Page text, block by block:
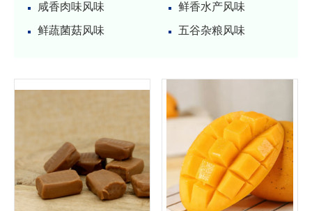
咸香肉味风味
鲜香水产风味
鲜蔬菌菇风味
五谷杂粮风味